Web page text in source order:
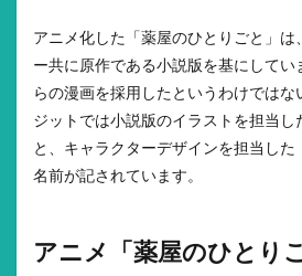
アニメ化した「薬屋のひとりごと」は
ー共に原作である小説版を基にしてい
らの漫画を採用したというわけではな
ジットでは小説版のイラストを担当し
と、キャラクターデザインを担当し
名前が記されています。
アニメ「薬屋のひとり